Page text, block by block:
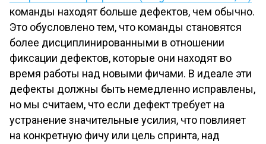
команды находят больше дефектов, чем обычно.
Это обусловлено тем, что команды становятся
более дисциплинированными в отношении
фиксации дефектов, которые они находят во
время работы над новыми фичами. В идеале эти
дефекты должны быть немедленно исправлены,
но мы считаем, что если дефект требует на
устранение значительные усилия, что повлияет
на конкретную фичу или цель спринта, над